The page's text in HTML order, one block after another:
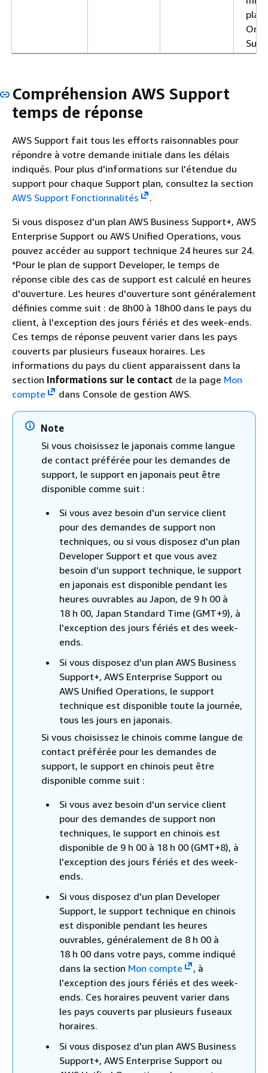
plan
On-
Compréhension AWS Support
temps de réponse
AWS Support fait tous les efforts raisonnables pour
répondre à votre demande initiale dans les délais
indiqués. Pour plus d'informations sur l'étendue du
support pour chaque Support plan, consultez la section
AWS Support Fonctionnalités
.
Si vous disposez d'un plan AWS Business Support+, AWS
Enterprise Support ou AWS Unified Operations, vous
pouvez accéder au support technique 24 heures sur 24.
*Pour le plan de support Developer, le temps de
réponse cible des cas de support est calculé en heures
d'ouverture. Les heures d'ouverture sont généralement
définies comme suit : de 8h00 à 18h00 dans le pays du
client, à l'exception des jours fériés et des week-ends.
Ces temps de réponse peuvent varier dans les pays
couverts par plusieurs fuseaux horaires. Les
informations du pays du client apparaissent dans la
section Informations sur le contact de la page Mon
compte
dans Console de gestion AWS.
Note
Si vous choisissez le japonais comme langue
de contact préférée pour les demandes de
support, le support en japonais peut être
disponible comme suit :
Si vous avez besoin d'un service client
pour des demandes de support non
techniques, ou si vous disposez d'un plan
Developer Support et que vous avez
besoin d'un support technique, le support
en japonais est disponible pendant les
heures ouvrables au Japon, de 9 h 00 à
18 h 00, Japan Standard Time (GMT+9), à
l'exception des jours fériés et des week-
ends.
Si vous disposez d'un plan AWS Business
Support+, AWS Enterprise Support ou
AWS Unified Operations, le support
technique est disponible toute la journée,
tous les jours en japonais.
Si vous choisissez le chinois comme langue de
contact préférée pour les demandes de
support, le support en chinois peut être
disponible comme suit :
Si vous avez besoin d'un service client
pour des demandes de support non
techniques, le support en chinois est
disponible de 9 h 00 à 18 h 00 (GMT+8), à
l'exception des jours fériés et des week-
ends.
Si vous disposez d'un plan Developer
Support, le support technique en chinois
est disponible pendant les heures
ouvrables, généralement de 8 h 00 à
18 h 00 dans votre pays, comme indiqué
dans la section Mon compte
, à
l'exception des jours fériés et des week-
ends. Ces horaires peuvent varier dans
les pays couverts par plusieurs fuseaux
horaires.
Si vous disposez d'un plan AWS Business
Support+, AWS Enterprise Support ou